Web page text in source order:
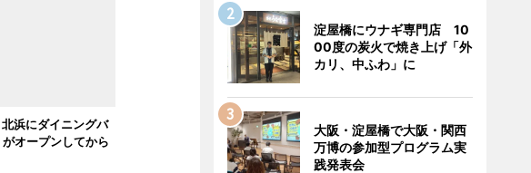
北浜にダイニングバ
オープンしてから
淀屋橋にウナギ専門店 10
00度の炭火で焼き上げ「外
カリ、中ふわ」に
大阪・淀屋橋で大阪・関西
万博の参加型プログラム実
践発表会